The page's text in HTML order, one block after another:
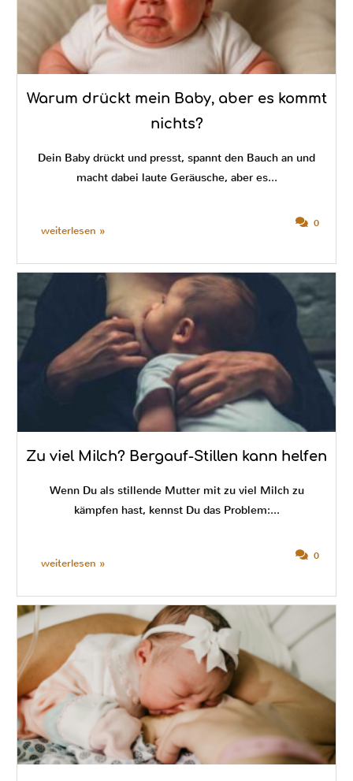
Warum drückt mein Baby, aber es kommt
nichts?
Dein Baby drückt und presst, spannt den Bauch an und
macht dabei laute Geräusche, aber es...
0
weiterlesen »
Zu viel Milch? Bergauf-Stillen kann helfen
Wenn Du als stillende Mutter mit zu viel Milch zu
kämpfen hast, kennst Du das Problem:...
0
weiterlesen »